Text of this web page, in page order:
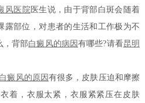
风医院医生说，由于背部白斑会随着
露部位，对患者的生活和工作极为不
，背部白癜风的病因有哪些?请看昆明
白癜风的原因有很多，皮肤压迫和摩擦
着，衣服太紧，衣服紧紧压在皮肤